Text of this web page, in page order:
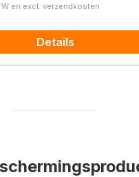
en excl. verzendkosten
Details